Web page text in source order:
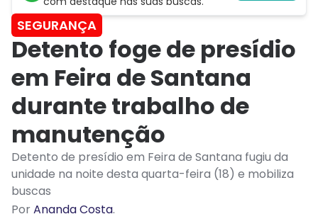
SEGURANÇA
Detento foge de presídio
em Feira de Santana
durante trabalho de
manutenção
Detento de presídio em Feira de Santana fugiu da
unidade na noite desta quarta-feira (18) e mobiliza
buscas
PorAnanda Costa.